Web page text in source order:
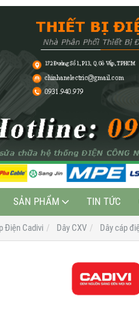
SẢN PHẨM TIN TỨC
Điện Cadivi Dây CXV Dây cáp